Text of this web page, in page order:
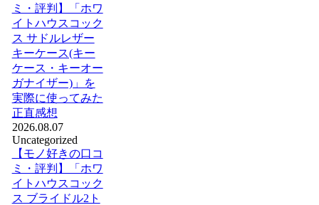
ミ・評判】「ホワ
イトハウスコック
ス サドルレザー
キーケース(キー
ケース・キーオー
ガナイザー)」を
実際に使ってみた
正直感想
2026.08.07
Uncategorized
【モノ好きの口コ
ミ・評判】「ホワ
イトハウスコック
ス ブライドル2ト